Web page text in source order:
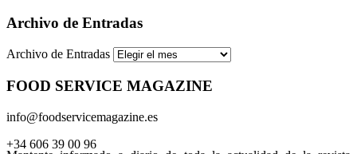
Archivo de Entradas
Archivo de Entradas
FOOD SERVICE MAGAZINE
info@foodservicemagazine.es
+34 606 39 00 96